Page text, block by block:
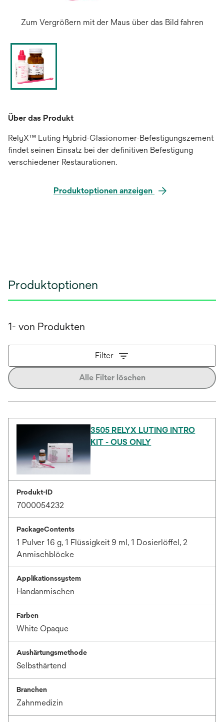
Zum Vergrößern mit der Maus über das Bild fahren
Über das Produkt
RelyX™ Luting Hybrid-Glasionomer-Befestigungszement
findet seinen Einsatz bei der definitiven Befestigung
verschiedener Restaurationen.
Produktoptionen anzeigen
Produktoptionen
1- von Produkten
Filter
Alle Filter löschen
3505 RELYX LUTING INTRO
KIT - OUS ONLY
Produkt-ID
7000054232
PackageContents
1 Pulver 16 g, 1 Flüssigkeit 9 ml, 1 Dosierlöffel, 2
Anmischblöcke
Applikationssystem
Handanmischen
Farben
White Opaque
Aushärtungsmethode
Selbsthärtend
Branchen
Zahnmedizin